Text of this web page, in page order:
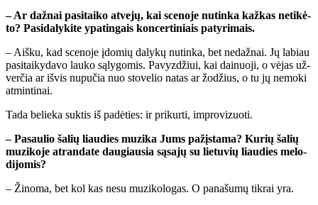
– Ar daž­nai pa­si­tai­ko at­ve­jų, kai sce­no­je nu­tin­ka kaž­kas ne­ti­kė­
to? Pa­si­da­ly­ki­te ypa­tin­gais kon­cer­ti­niais pa­ty­ri­mais.
– Aiš­ku, kad sce­no­je įdo­mių da­ly­kų nu­tin­ka, bet ne­daž­nai. Jų la­biau
pa­si­tai­ky­da­vo lau­ko są­ly­go­mis. Pa­vyz­džiui, kai dai­nuo­ji, o vė­jas už­
ver­čia ar iš­vis nu­pu­čia nuo sto­ve­lio na­tas ar žo­džius, o tu jų ne­mo­ki
at­min­ti­nai.
Ta­da be­lie­ka suk­tis iš pa­dė­ties: ir pri­kur­ti, im­pro­vi­zuo­ti.
– Pa­sau­lio ša­lių liau­dies mu­zi­ka Jums pa­žįs­ta­ma? Ku­rių ša­lių
mu­zi­ko­je at­ran­da­te dau­giau­sia są­sa­jų su lie­tu­vių liau­dies me­lo­
di­jo­mis?
– Ži­no­ma, bet kol kas ne­su mu­zi­ko­lo­gas. O pa­na­šu­mų tik­rai yra.